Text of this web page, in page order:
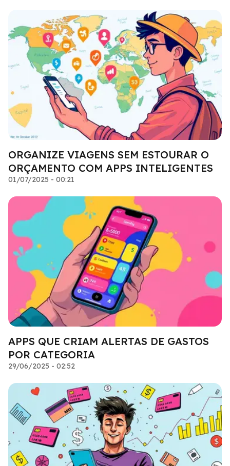
ORGANIZE VIAGENS SEM ESTOURAR O
ORÇAMENTO COM APPS INTELIGENTES
01/07/2025 - 00:21
APPS QUE CRIAM ALERTAS DE GASTOS
POR CATEGORIA
29/06/2025 - 02:52